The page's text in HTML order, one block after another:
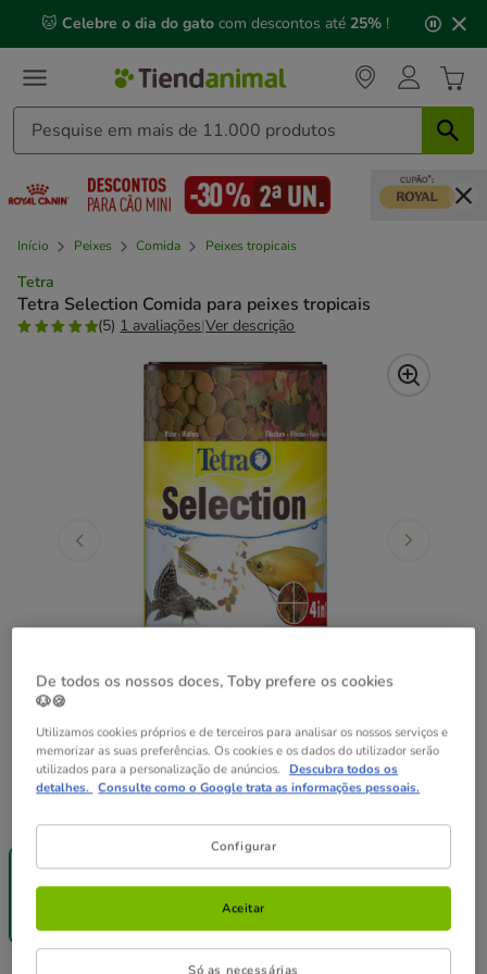
mensagem,
🐱 Celebre o dia do gato com descontos até 25% !
Início Peixes Comida Peixes tropicais
Tetra
Tetra Selection Comida para peixes tropicais
(5) 1 avaliações|Ver descrição
100ml
un.
(77.90€ / l)
250ml
-25% na 2ª
un.
De todos os nossos doces, Toby prefere os cookies
🐶🍪
Utilizamos cookies próprios e de terceiros para analisar os nossos serviços e
memorizar as suas preferências. Os cookies e os dados do utilizador serão
utilizados para a personalização de anúncios. Descubra todos os
detalhes. Consulte como o Google trata as informações pessoais.
Configurar
Só as necessárias
Aceitar